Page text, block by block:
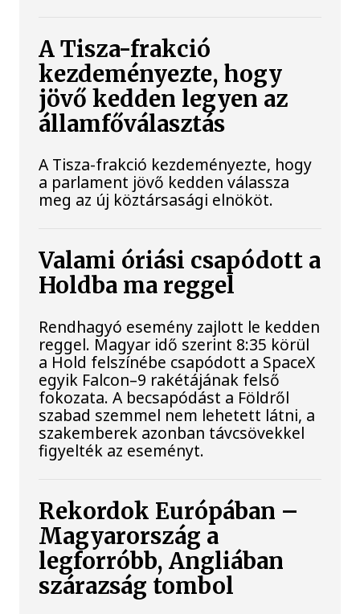
A Tisza-frakció
kezdeményezte, hogy
jövő kedden legyen az
államfőválasztás
A Tisza-frakció kezdeményezte, hogy
a parlament jövő kedden válassza
meg az új köztársasági elnököt.
Valami óriási csapódott a
Holdba ma reggel
Rendhagyó esemény zajlott le kedden
reggel. Magyar idő szerint 8:35 körül
a Hold felszínébe csapódott a SpaceX
egyik Falcon–9 rakétájának felső
fokozata. A becsapódást a Földről
szabad szemmel nem lehetett látni, a
szakemberek azonban távcsövekkel
figyelték az eseményt.
Rekordok Európában –
Magyarország a
legforróbb, Angliában
szárazság tombol